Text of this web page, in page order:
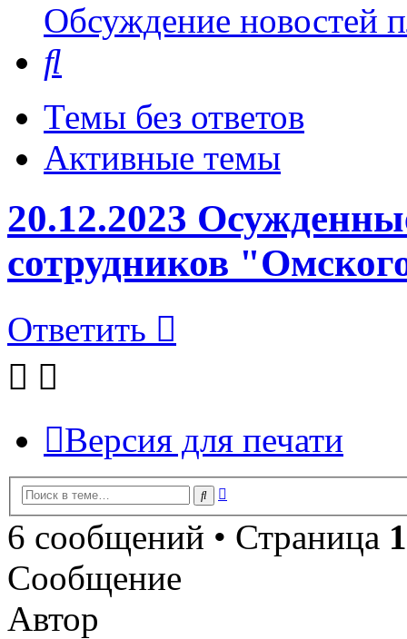
Обсуждение новостей
Темы без ответов
Активные темы
20.12.2023
сотрудников
Ответить
Версия для печати
Поиск
6 сообщений • Страница 1
Сообщение
Автор